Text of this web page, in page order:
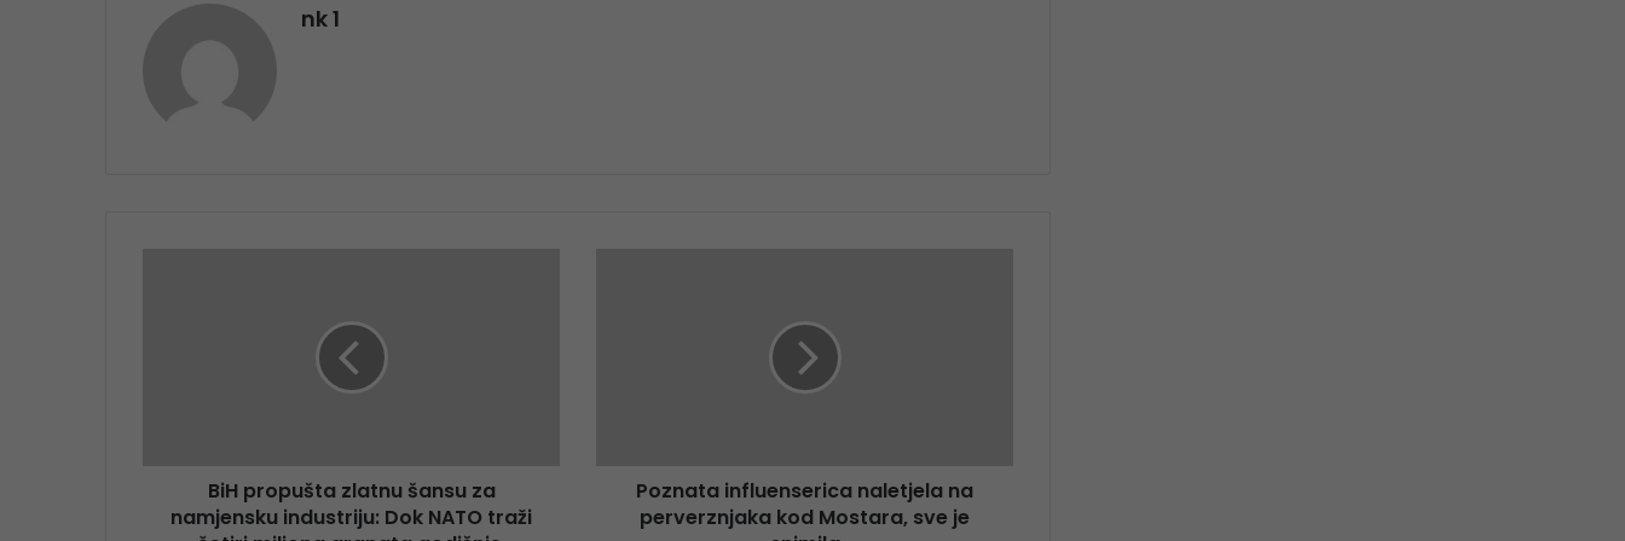
nk 1
BiH propušta zlatnu šansu za
namjensku industriju: Dok NATO traži
Poznata influenserica naletjela na
perverznjaka kod Mostara, sve je